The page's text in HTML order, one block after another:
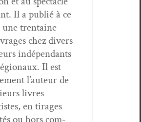
Il a pub­lié à ce
trentaine
chez divers
indépen­dants
Il est
l’auteur de
livres
en tirages
ou hors com­